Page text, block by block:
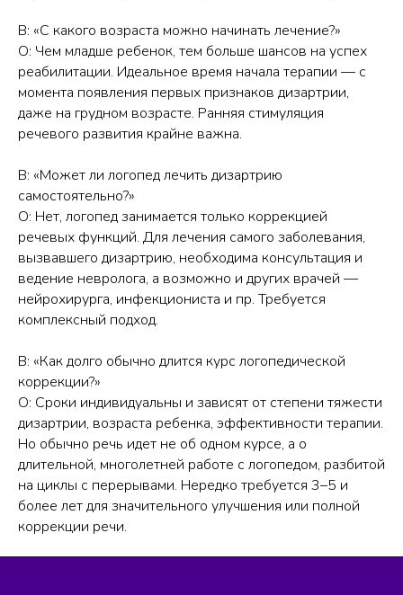
В: «С какого возраста можно начинать лечение?»
О: Чем младше ребенок, тем больше шансов на успех
реабилитации. Идеальное время начала терапии — с
момента появления первых признаков дизартрии,
даже на грудном возрасте. Ранняя стимуляция
речевого развития крайне важна.
В: «Может ли логопед лечить дизартрию
самостоятельно?»
О: Нет, логопед занимается только коррекцией
речевых функций. Для лечения самого заболевания,
вызвавшего дизартрию, необходима консультация и
ведение невролога, а возможно и других врачей —
нейрохирурга, инфекциониста и пр. Требуется
комплексный подход.
В: «Как долго обычно длится курс логопедической
коррекции?»
О: Сроки индивидуальны и зависят от степени тяжести
дизартрии, возраста ребенка, эффективности терапии.
Но обычно речь идет не об одном курсе, а о
длительной, многолетней работе с логопедом, разбитой
на циклы с перерывами. Нередко требуется 3–5 и
более лет для значительного улучшения или полной
коррекции речи.